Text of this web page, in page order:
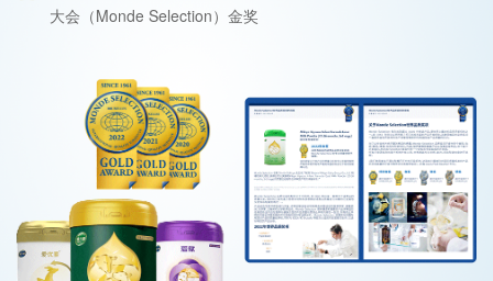
大会（Monde Selection）金奖